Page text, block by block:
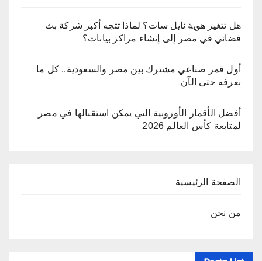
هل تتغير هوية نايل سات؟ لماذا تتجه أكبر شركة بث
فضائي في مصر إلى إنشاء مراكز بيانات؟
أول قمر صناعي مشترك بين مصر والسعودية.. كل ما
نعرفه حتى الآن
أفضل الأقمار الأوروبية التي يمكن استقبالها في مصر
لمتابعة كأس العالم 2026
الصفحة الرئيسية
من نحن